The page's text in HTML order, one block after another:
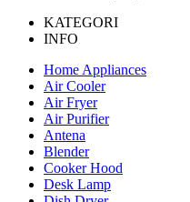
KATEGORI
INFO
Home Appliances
Air Cooler
Air Fryer
Air Purifier
Antena
Blender
Cooker Hood
Desk Lamp